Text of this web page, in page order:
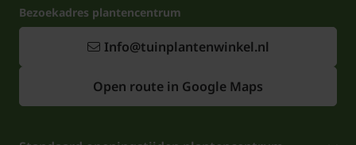
Bezoekadres plantencentrum
Info@tuinplantenwinkel.nl
Open route in Google Maps